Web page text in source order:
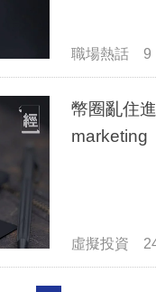
職場熱話 9
幣圈亂住
marketing
虛擬投資